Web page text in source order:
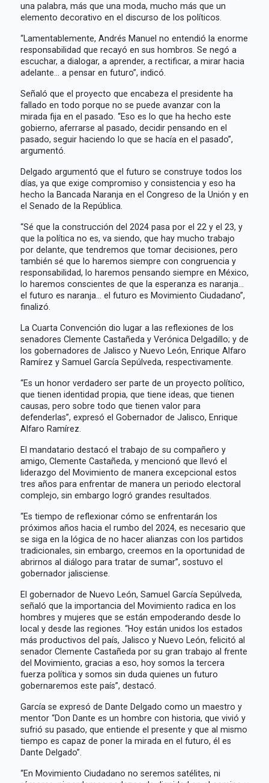
una palabra, más que una moda, mucho más que un
elemento decorativo en el discurso de los políticos.
“Lamentablemente, Andrés Manuel no entendió la enorme
responsabilidad que recayó en sus hombros. Se negó a
escuchar, a dialogar, a aprender, a rectificar, a mirar hacia
adelante… a pensar en futuro”, indicó.
Señaló que el proyecto que encabeza el presidente ha
fallado en todo porque no se puede avanzar con la
mirada fija en el pasado. “Eso es lo que ha hecho este
gobierno, aferrarse al pasado, decidir pensando en el
pasado, seguir haciendo lo que se hacía en el pasado”,
argumentó.
Delgado argumentó que el futuro se construye todos los
días, ya que exige compromiso y consistencia y eso ha
hecho la Bancada Naranja en el Congreso de la Unión y en
el Senado de la República.
“Sé que la construcción del 2024 pasa por el 22 y el 23, y
que la política no es, va siendo, que hay mucho trabajo
por delante, que tendremos que tomar decisiones, pero
también sé que lo haremos siempre con congruencia y
responsabilidad, lo haremos pensando siempre en México,
lo haremos conscientes de que la esperanza es naranja…
el futuro es naranja… el futuro es Movimiento Ciudadano”,
finalizó.
La Cuarta Convención dio lugar a las reflexiones de los
senadores Clemente Castañeda y Verónica Delgadillo; y de
los gobernadores de Jalisco y Nuevo León, Enrique Alfaro
Ramírez y Samuel García Sepúlveda, respectivamente.
“Es un honor verdadero ser parte de un proyecto político,
que tienen identidad propia, que tiene ideas, que tienen
causas, pero sobre todo que tienen valor para
defenderlas”, expresó el Gobernador de Jalisco, Enrique
Alfaro Ramírez.
El mandatario destacó el trabajo de su compañero y
amigo, Clemente Castañeda, y mencionó que llevó el
liderazgo del Movimiento de manera excepcional estos
tres años para enfrentar de manera un periodo electoral
complejo, sin embargo logró grandes resultados.
“Es tiempo de reflexionar cómo se enfrentarán los
próximos años hacia el rumbo del 2024, es necesario que
se siga en la lógica de no hacer alianzas con los partidos
tradicionales, sin embargo, creemos en la oportunidad de
abrirnos al diálogo para tratar de sumar”, sostuvo el
gobernador jalisciense.
El gobernador de Nuevo León, Samuel García Sepúlveda,
señaló que la importancia del Movimiento radica en los
hombres y mujeres que se están empoderando desde lo
local y desde las regiones. “Hoy están unidos los estados
más productivos del país, Jalisco y Nuevo León, felicitó al
senador Clemente Castañeda por su gran trabajo al frente
del Movimiento, gracias a eso, hoy somos la tercera
fuerza política y somos sin duda quienes un futuro
gobernaremos este país”, destacó.
García se expresó de Dante Delgado como un maestro y
mentor “Don Dante es un hombre con historia, que vivió y
sufrió su pasado, que entiende el presente y que al mismo
tiempo es capaz de poner la mirada en el futuro, él es
Dante Delgado”.
“En Movimiento Ciudadano no seremos satélites, ni